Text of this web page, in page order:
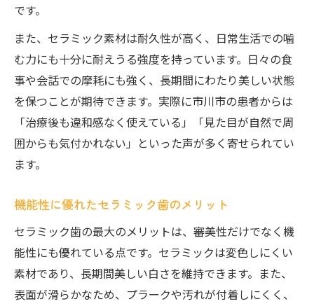
です。
また、セラミック素材は耐久性が高く、日常生活での噛
む力にも十分に耐えうる強度を持っています。日々の食
事や会話での摩耗にも強く、長期間にわたり美しい状態
を保つことが期待できます。実際に市川市の患者からは
「治療後も違和感なく使えている」「見た目が自然で周
囲からも気付かれない」といった声が多く寄せられてい
ます。
機能性に優れたセラミック歯のメリット
セラミック歯の最大のメリットは、審美性だけでなく機
能性にも優れている点です。セラミックは変色しにくい
素材であり、長期間美しい白さを維持できます。また、
表面が滑らかなため、プラークや汚れが付着しにくく、